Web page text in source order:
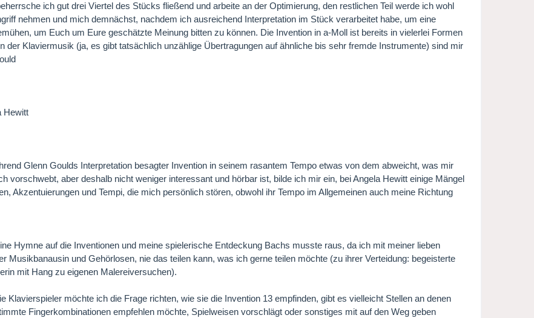
ich gut drei Viertel des Stücks fließend und arbeite an der Optimierung, den restlichen Teil werde ich wohl
nehmen und mich demnächst, nachdem ich ausreichend Interpretation im Stück verarbeitet habe, um eine
um Euch um Eure geschätzte Meinung bitten zu können. Die Invention in a-Moll ist bereits in vielerlei Formen
der Klaviermusik (ja, es gibt tatsächlich unzählige Übertragungen auf ähnliche bis sehr fremde Instrumente) sind mir
Hewitt
Glenn Goulds Interpretation besagter Invention in seinem rasantem Tempo etwas von dem abweicht, was mir
vorschwebt, aber deshalb nicht weniger interessant und hörbar ist, bilde ich mir ein, bei Angela Hewitt einige Mängel
Akzentuierungen und Tempi, die mich persönlich stören, obwohl ihr Tempo im Allgemeinen auch meine Richtung
Hymne auf die Inventionen und meine spielerische Entdeckung Bachs musste raus, da ich mit meiner lieben
Musikbanausin und Gehörlosen, nie das teilen kann, was ich gerne teilen möchte (zu ihrer Verteidung: begeisterte
mit Hang zu eigenen Malereiversuchen).
Klavierspieler möchte ich die Frage richten, wie sie die Invention 13 empfinden, gibt es vielleicht Stellen an denen
Fingerkombinationen empfehlen möchte, Spielweisen vorschlägt oder sonstiges mit auf den Weg geben